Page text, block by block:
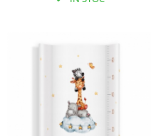
Sac de dormit 80 cm
Sac de dormit 90 cm
Sac de dormit 100 cm
Sac de dormit 110 cm
Sac de dormit 120 cm